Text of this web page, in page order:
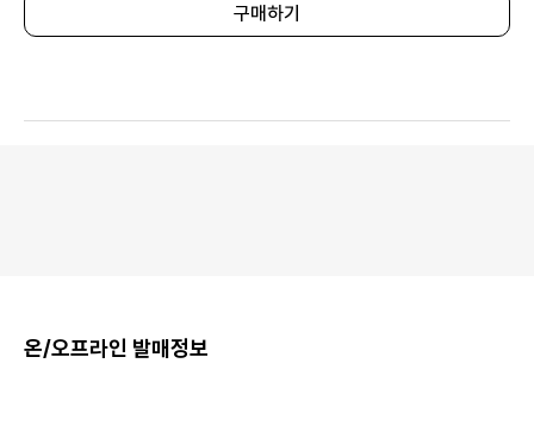
구매하기
온/오프라인 발매정보